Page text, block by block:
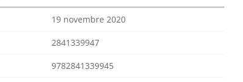
19 novembre 2020
2841339947
9782841339945